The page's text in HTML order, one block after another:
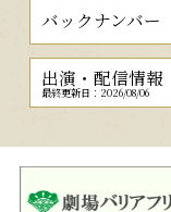
バックナンバー
出演・配信情報
最終更新日：2026/08/06